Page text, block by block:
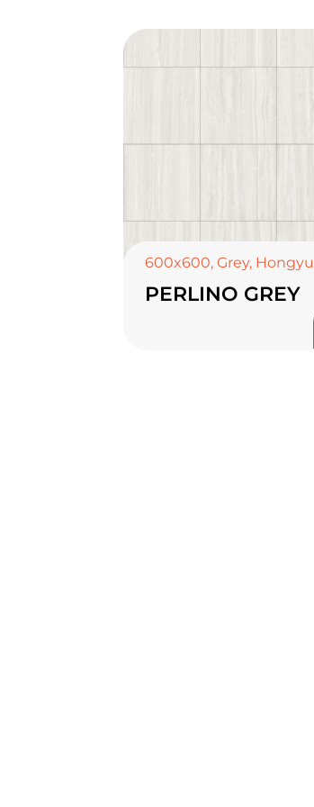
600x600, Grey, Hongyu
PERLINO GREY